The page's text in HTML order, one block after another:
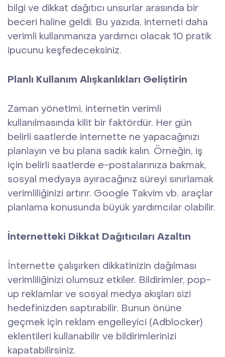
bilgi ve dikkat dağıtıcı unsurlar arasında bir
beceri haline geldi. Bu yazıda, interneti daha
verimli kullanmanıza yardımcı olacak 10 pratik
ipucunu keşfedeceksiniz.
Planlı Kullanım Alışkanlıkları Geliştirin
Zaman yönetimi, internetin verimli
kullanılmasında kilit bir faktördür. Her gün
belirli saatlerde internette ne yapacağınızı
planlayın ve bu plana sadık kalın. Örneğin, iş
için belirli saatlerde e-postalarınıza bakmak,
sosyal medyaya ayıracağınız süreyi sınırlamak
verimliliğinizi artırır. Google Takvim vb. araçlar
planlama konusunda büyük yardımcılar olabilir.
İnternetteki Dikkat Dağıtıcıları Azaltın
İnternette çalışırken dikkatinizin dağılması
verimliliğinizi olumsuz etkiler. Bildirimler, pop-
up reklamlar ve sosyal medya akışları sizi
hedefinizden saptırabilir. Bunun önüne
geçmek için reklam engelleyici (Adblocker)
eklentileri kullanabilir ve bildirimlerinizi
kapatabilirsiniz.